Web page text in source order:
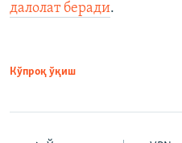
далолат беради.
Кўпроқ ўқиш